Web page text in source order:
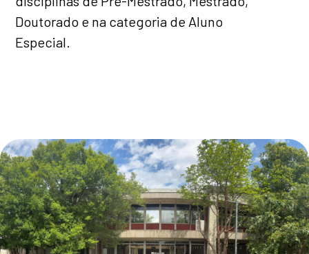
Doutorado e na categoria de Aluno
Especial.